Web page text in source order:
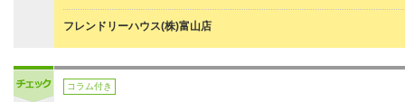
フレンドリーハウス(株)富山店
コラム付き